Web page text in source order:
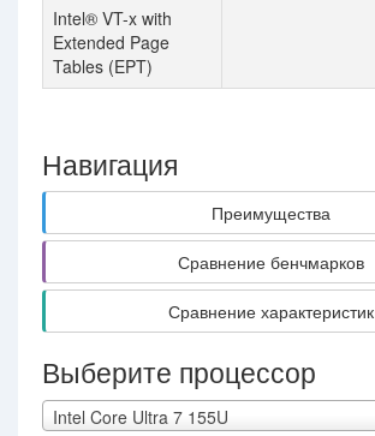
Intel® VT-x with
Extended Page
Tables (EPT)
Навигация
Преимущества
Сравнение бенчмарков
Сравнение характеристик
Выберите процессор
Intel Core Ultra 7 155U